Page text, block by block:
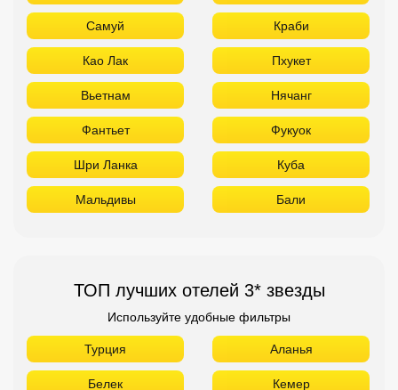
Самуй Краби
Као Лак Пхукет
Вьетнам Нячанг
Фантьет Фукуок
Шри Ланка Куба
Мальдивы Бали
ТОП лучших отелей 3* звезды
Используйте удобные фильтры
Турция Аланья
Белек Кемер